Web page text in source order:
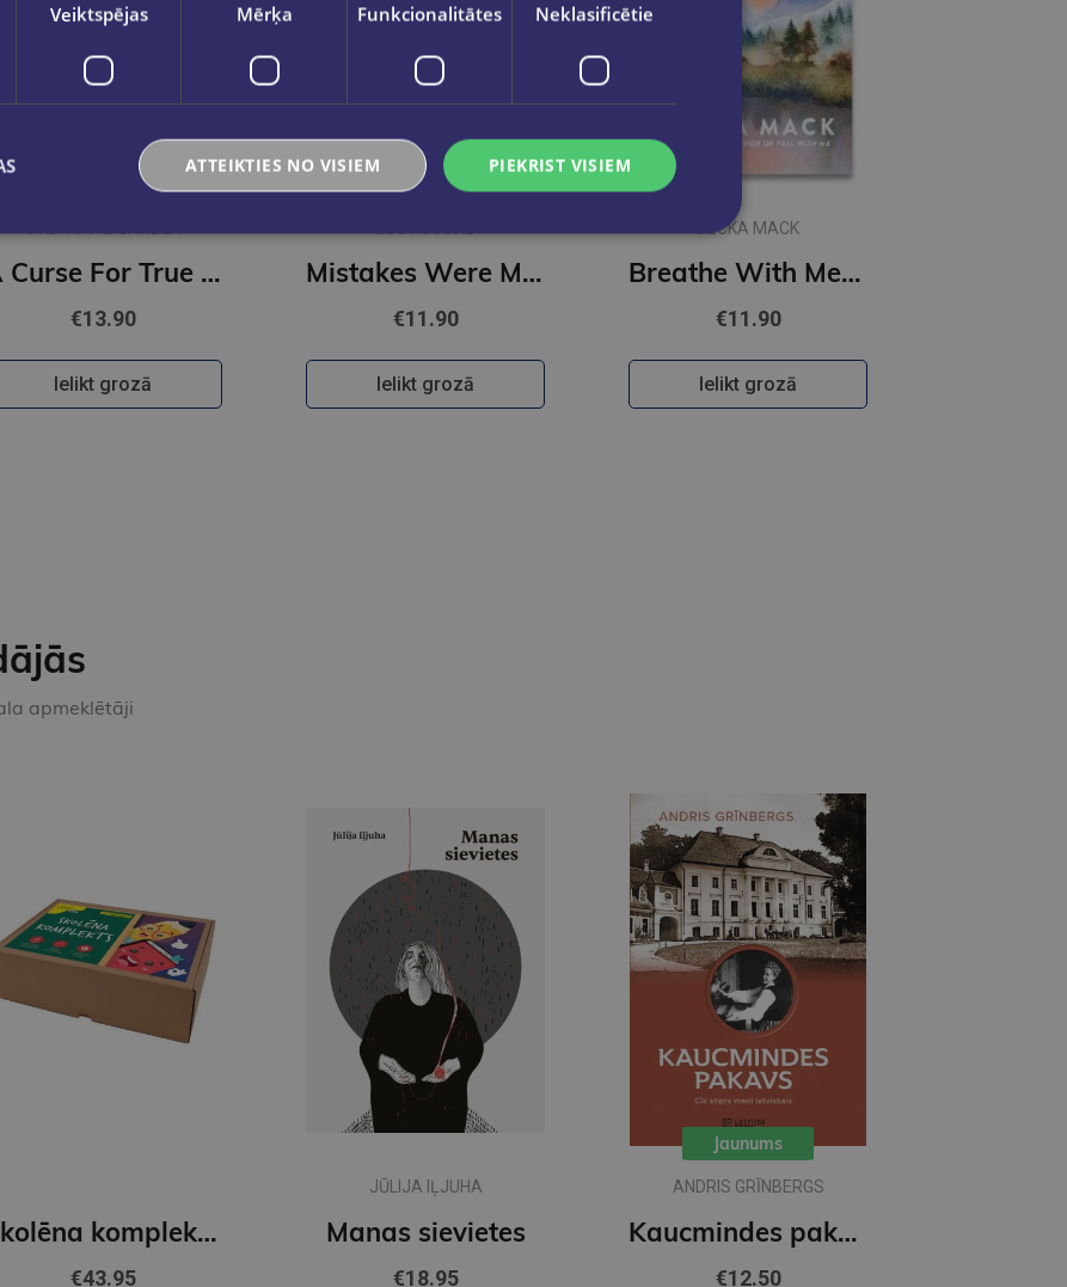
STEPHANIE GARBER
A Curse For True Love : #3 Once Upon a Broken Heart series (s, new cover)
€13.90
Ielikt grozā
LUCY SCORE
Mistakes Were Made : #2 Story Lake : A spicy, hilarious small-town romance
€11.90
Ielikt grozā
BECKA MACK
Breathe With Me : #5 Playing for Keeps series
€11.90
Ielikt grozā
apmeklētāji
Skolēna komplekts, 34 priekšmeti
€43.95
JŪLIJA IĻJUHA
Manas sievietes
€18.95
Jaunums
ANDRIS GRĪNBERGS
Kaucmindes pakavs
€12.50
Veiktspējas Mērķa Funkcionalitātes Neklasificētie
PIEKRIST VISIEM
ATTEIKTIES NO VISIEM